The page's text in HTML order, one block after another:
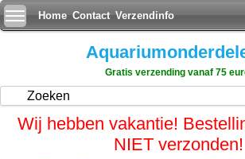
Home Contact Verzendinfo
Gratis verzending vanaf 75
Wij hebben vakantie!
NIET verzonden!